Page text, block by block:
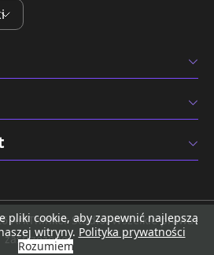
ArkThinker Studio. Wszelkie prawa
zastrzeżone.
pliki cookie, aby zapewnić najlepszą
witryny. Polityka prywatności
Rozumiem